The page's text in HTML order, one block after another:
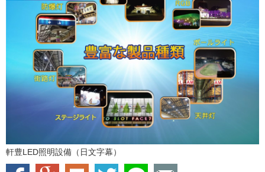
軒豊LED照明設備（日文字幕）